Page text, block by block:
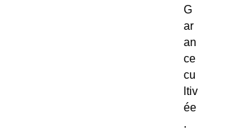
G
ar
an
ce
cu
ltiv
ée
.